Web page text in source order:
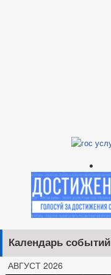
Календарь событий
АВГУСТ 2026